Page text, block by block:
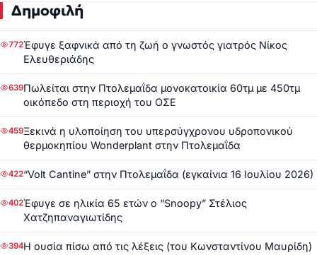
Δημοφιλή
772Έφυγε ξαφνικά από τη ζωή ο γνωστός γιατρός Νίκος
Ελευθεριάδης
639Πωλείται στην Πτολεμαΐδα μονοκατοικία 60τμ με 450τμ
οικόπεδο στη περιοχή του ΟΣΕ
459Ξεκινά η υλοποίηση του υπερσύγχρονου υδροπονικού
θερμοκηπίου Wonderplant στην Πτολεμαΐδα
422“Volt Cantine” στην Πτολεμαΐδα (εγκαίνια 16 Ιουλίου 2026)
402Έφυγε σε ηλικία 65 ετών ο “Snoopy” Στέλιος
Χατζηπαναγιωτίδης
394Η ουσία πίσω από τις λέξεις (του Κωνσταντίνου Μαυρίδη)